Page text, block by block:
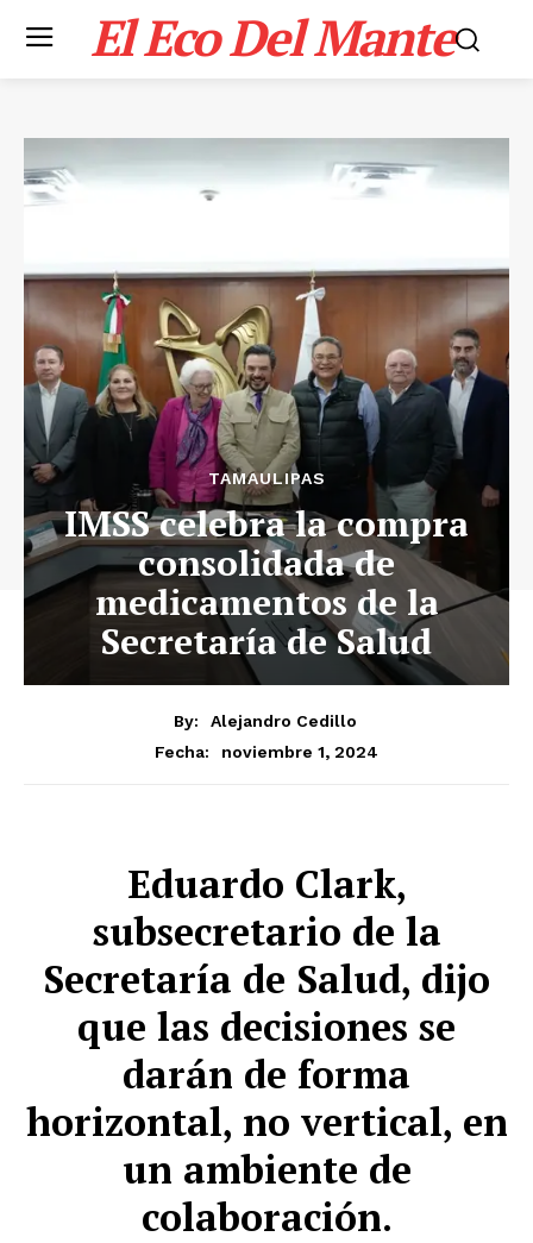
El Eco Del Mante
TAMAULIPAS
IMSS celebra la compra
consolidada de
medicamentos de la
Secretaría de Salud
By:
Alejandro Cedillo
Fecha:
noviembre 1, 2024
Eduardo Clark,
subsecretario de la
Secretaría de Salud, dijo
que las decisiones se
darán de forma
horizontal, no vertical, en
un ambiente de
colaboración.